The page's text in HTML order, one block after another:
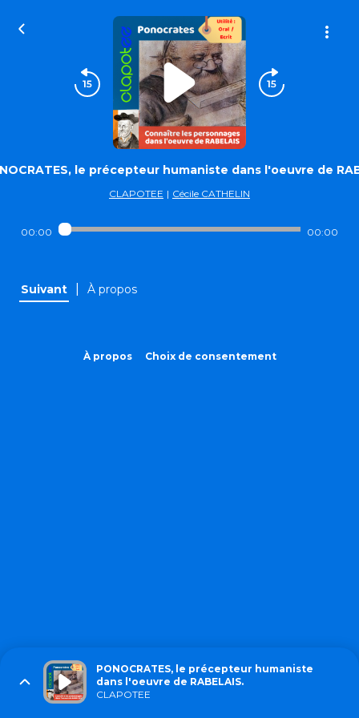
le précepteur humaniste dans l'oeuvre de
CLAPOTEE | Cécile CATHELIN
00:00 00:00
Suivant À propos
À propos Choix de consentement
PONOCRATES, le précepteur humaniste
dans l'oeuvre de RABELAIS.
CLAPOTEE